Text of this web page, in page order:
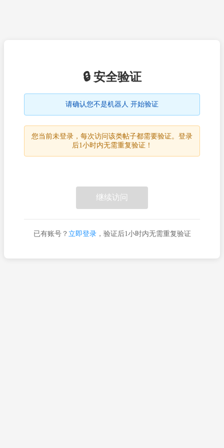
🔒 安全验证
请确认您不是机器人 开始验证
您当前未登录，每次访问该类帖子都需要验证。登录
后1小时内无需重复验证！
继续访问
已有账号？ 立即登录，验证后1小时内无需重复验证